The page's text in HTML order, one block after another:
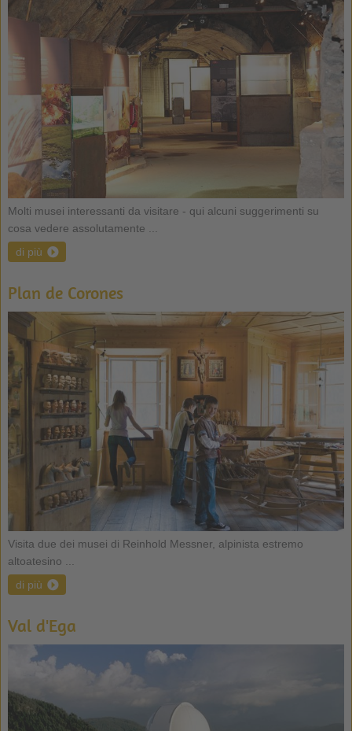
Molti musei interessanti da visitare - qui alcuni suggerimenti su
cosa vedere assolutamente ...
di più
Plan de Corones
Visita due dei musei di Reinhold Messner, alpinista estremo
altoatesino ...
di più
Val d'Ega